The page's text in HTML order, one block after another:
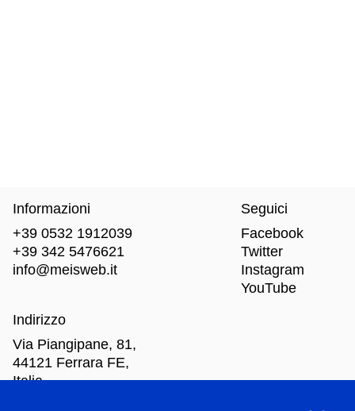
Informazioni
+39 0532 1912039
+39 342 5476621
info@meisweb.it
Indirizzo
Via Piangipane, 81,
44121 Ferrara FE,
Italia
Seguici
Facebook
Twitter
Instagram
YouTube